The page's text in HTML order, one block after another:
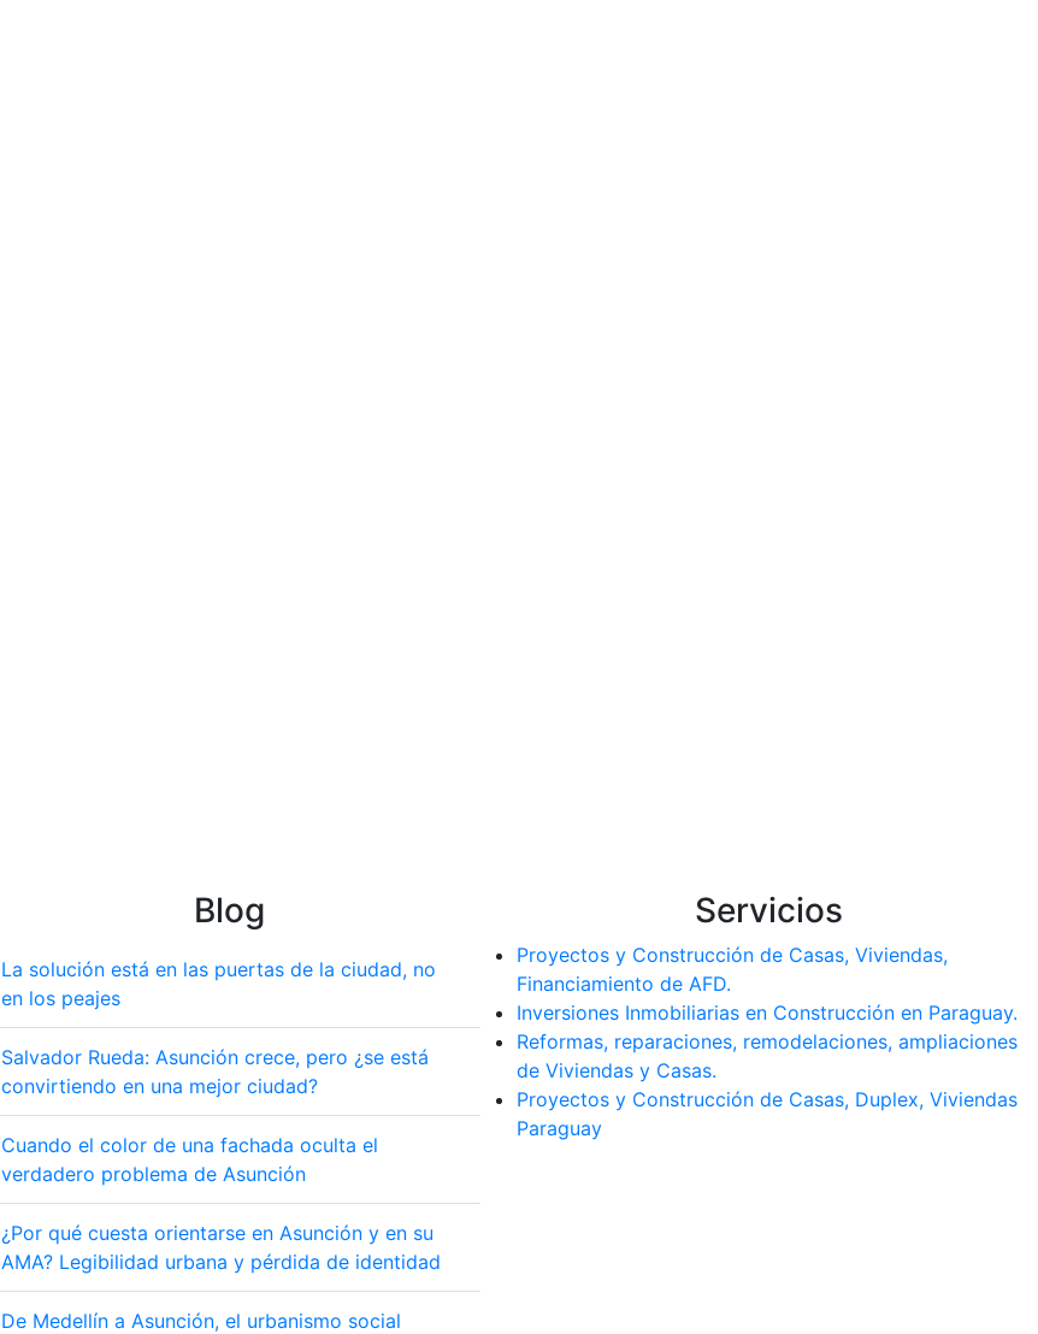
Blog
La solución está en las puertas de la ciudad, no
en los peajes
Salvador Rueda: Asunción crece, pero ¿se está
convirtiendo en una mejor ciudad?
Cuando el color de una fachada oculta el
verdadero problema de Asunción
¿Por qué cuesta orientarse en Asunción y en su
AMA? Legibilidad urbana y pérdida de identidad
De Medellín a Asunción, el urbanismo social
Servicios
Proyectos y Construcción de Casas, Viviendas,
Financiamiento de AFD.
Inversiones Inmobiliarias en Construcción en Paraguay.
Reformas, reparaciones, remodelaciones, ampliaciones
de Viviendas y Casas.
Proyectos y Construcción de Casas, Duplex, Viviendas
Paraguay